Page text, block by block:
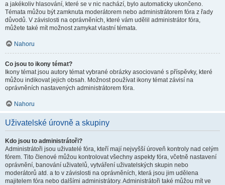
a jakékoliv hlasování, které se v nic nachází, bylo automaticky ukončeno.
Témata můžou být zamknuta moderátorem nebo administrátorem fóra z řady
důvodů. V závislosti na oprávněních, které vám udělil administrátor fóra,
můžete také mít možnost zamykat vlastní témata.
Nahoru
Co jsou to ikony témat?
Ikony témat jsou autory témat vybrané obrázky asociované s příspěvky, které
můžou indikovat jejich obsah. Možnost používat ikony témat závisí na
oprávněních nastavených administrátorem fóra.
Nahoru
Uživatelské úrovně a skupiny
Kdo jsou to administrátoři?
Administrátoři jsou uživatelé fóra, kteří mají nejvyšší úroveň kontroly nad celým
fórem. Tito členové můžou kontrolovat všechny aspekty fóra, včetně nastavení
oprávnění, banování uživatelů, vytváření uživatelských skupin nebo
moderátorů atd. a to v závislosti na oprávněních, která jsou jim udělena
majitelem fóra nebo dalšími administrátory. Administrátoři také můžou mít ve